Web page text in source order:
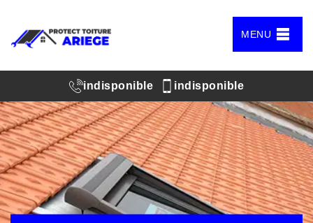
MENU
indisponible indisponible